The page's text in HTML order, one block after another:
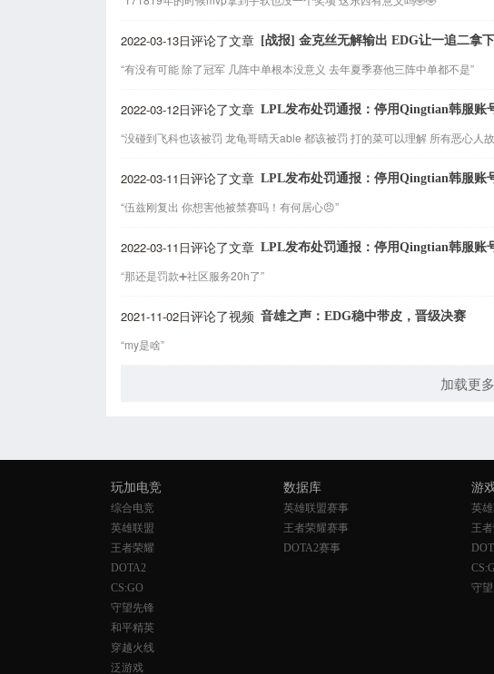
2022-03-13日评论了文章 [战报] 金克丝无解输出 EDG让一追二拿
“有没有可能 除了冠军 几阵中单根本没意义 去年夏季赛他三阵中单都不是”
2022-03-12日评论了文章 LPL发布处罚通报：停用Qingtian韩服账
“没碰到飞科也该被罚 龙龟哥晴天able 都该被罚 打的菜可以理解 所有恶心人
2022-03-11日评论了文章 LPL发布处罚通报：停用Qingtian韩服账
“伍兹刚复出 你想害他被禁赛吗！有何居心😠”
2022-03-11日评论了文章 LPL发布处罚通报：停用Qingtian韩服账
“那还是罚款➕社区服务20h了”
2021-11-02日评论了视频 音雄之声：EDG稳中带皮，晋级决赛
“my是啥”
加载更多
玩加电竞
综合电竞
英雄联盟
王者荣耀
DOTA2
CS:GO
守望先锋
和平精英
穿越火线
泛游戏
数据库
英雄联盟赛事
王者荣耀赛事
DOTA2赛事
游
英
王
守